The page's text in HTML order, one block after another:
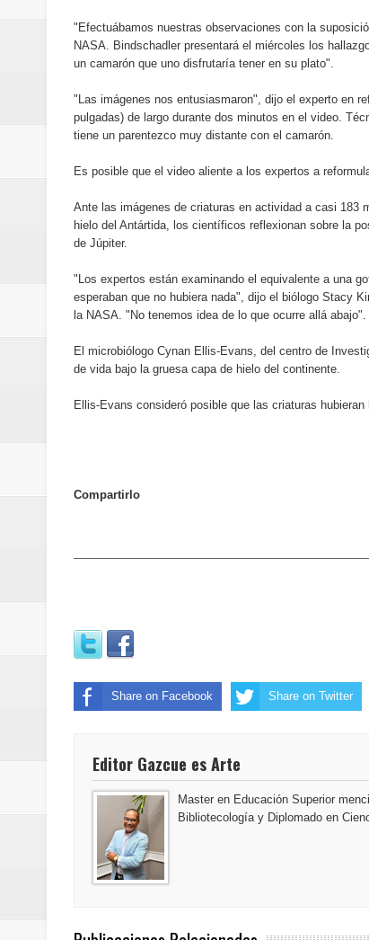
Maridalia Hernández y El
Domingo
Doctor Leonardo Aguilera
Banreservas inaugura
Antisoborno certificado
Humano Seguros
"Efectuábamos nuestras observaciones con la
NASA. Bindschadler presentará el miércoles los
un camarón que uno disfrutaría tener en su plato".
"Las imágenes nos entusiasmaron", dijo el experto en
pulgadas) de largo durante dos minutos en el video.
tiene un parentezco muy distante con el camarón.
Es posible que el video aliente a los expertos a
Ante las imágenes de criaturas en actividad a casi 183
hielo del Antártida, los científicos reflexionan sobre la
de Júpiter.
"Los expertos están examinando el equivalente a una
esperaban que no hubiera nada", dijo el biólogo Stacy
la NASA. "No tenemos idea de lo que ocurre allá abajo".
El microbiólogo Cynan Ellis-Evans, del centro de
de vida bajo la gruesa capa de hielo del continente.
Ellis-Evans consideró posible que las criaturas
Compartirlo
Share on Facebook Share on Twitter
Editor Gazcue es Arte
Master en Educación Superior
Bibliotecología y Diplomado en